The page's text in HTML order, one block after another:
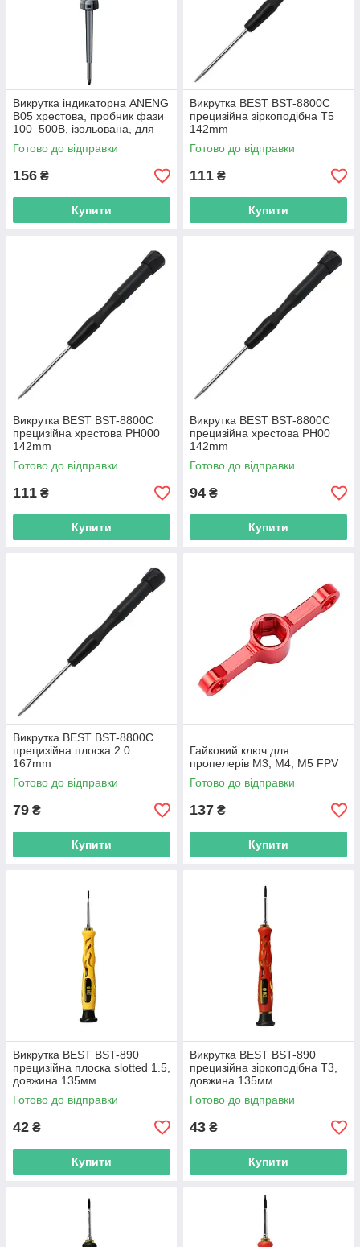
Викрутка індикаторна ANENG
B05 хрестова, пробник фази
100–500В, ізольована, для
електриків
Готово до відправки
156 ₴
Купити
Викрутка BEST BST-8800C
прецизійна зіркоподібна T5
142mm
Готово до відправки
111 ₴
Купити
Викрутка BEST BST-8800C
прецизійна хрестова PH000
142mm
Готово до відправки
111 ₴
Купити
Викрутка BEST BST-8800C
прецизійна хрестова PH00
142mm
Готово до відправки
94 ₴
Купити
Викрутка BEST BST-8800C
прецизійна плоска 2.0
167mm
Готово до відправки
79 ₴
Купити
Гайковий ключ для
пропелерів M3, M4, M5 FPV
Готово до відправки
137 ₴
Купити
Викрутка BEST BST-890
прецизійна плоска slotted 1.5,
довжина 135мм
Готово до відправки
42 ₴
Купити
Викрутка BEST BST-890
прецизійна зіркоподібна T3,
довжина 135мм
Готово до відправки
43 ₴
Купити